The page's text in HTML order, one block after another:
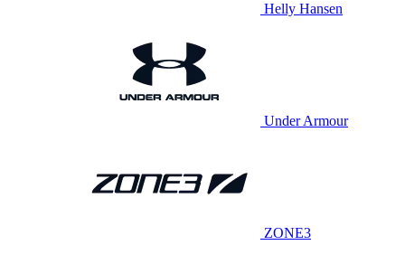
Helly Hansen
Under Armour
ZONE3